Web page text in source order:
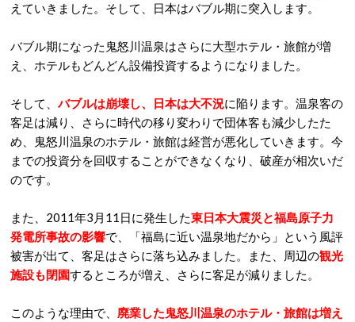
えていきました。そして、日本はバブル期に突入します。
バブル期になった鬼怒川温泉はさらに大型ホテル・旅館が増
え、ホテルもどんどん設備投資するようになりました。
そして、バブルは崩壊し、日本は大不況に陥ります。温泉客の
客足は減り、さらに時代の移り変わりで団体客も減少したた
め、鬼怒川温泉のホテル・旅館は経営が悪化していきます。今
までの投資分を回収することができなくなり、破産が相次いだ
のです。
また、2011年3月11日に発生した東日本大震災と福島原子力
発電所事故の影響で、「福島に近い温泉地だから」という風評
被害が出て、客足はさらに落ち込みました。また、周辺の観光
施設も閉園するところが増え、さらに客足が減りました。
このような理由で、 廃業した鬼怒川温泉のホテル・旅館は増え